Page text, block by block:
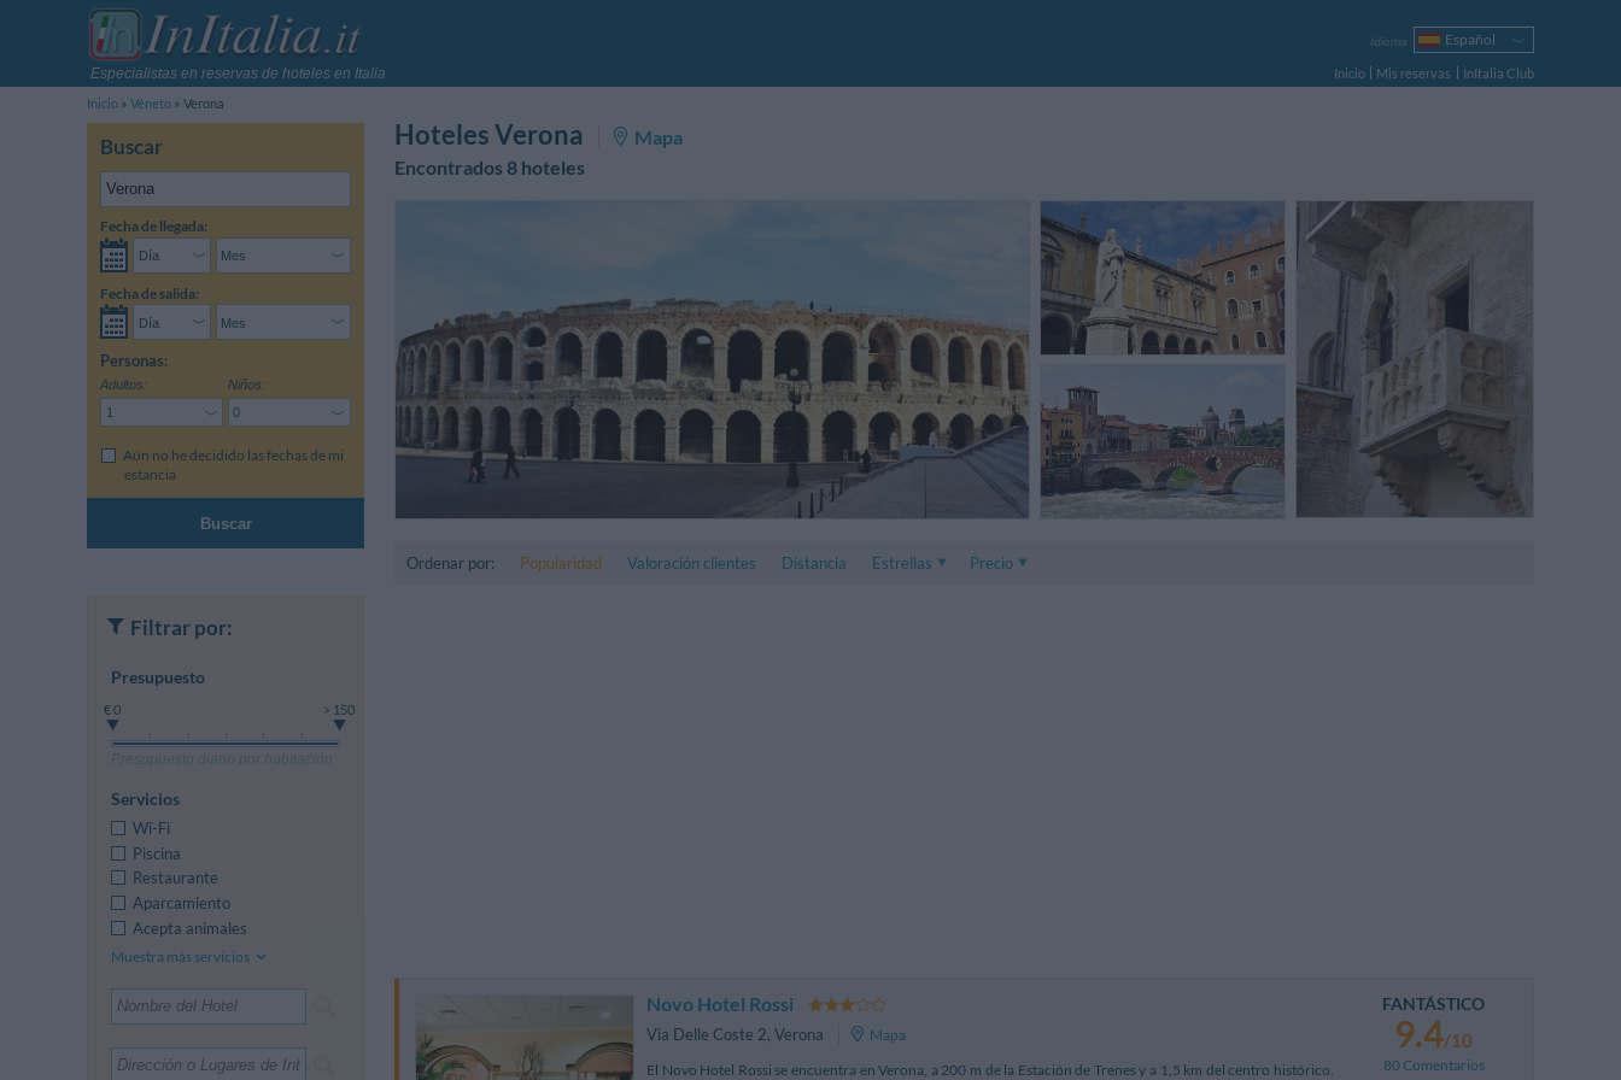
Especialistas en reservas de hoteles en Italia
Idioma
Español
Italiano
English
Inicio Mis reservas
InItalia Club
Inicio
Véneto Verona
Buscar
Fecha de llegada:
Fecha de salida:
Personas:
Adultos: Niños:
Aún no he decidido las fechas de mi
estancia
Buscar
Hoteles Verona
Mapa
Encontrados 8 hoteles
Ordenar por: Popularidad Valoración clientes Distancia
Estrellas
Precio
Novo Hotel Rossi
Via Delle Coste 2, Verona
Mapa
El Novo Hotel Rossi se encuentra en Verona, a 200 m de la Estación de Trenes y a 1,5 km del centro histórico.
FANTÁSTICO
9.4/10
80 Comentarios
Filtrar por:
Presupuesto
€ 0 > 150
Presupuesto diario por habitación
Servicios
Wi-Fi
Piscina
Restaurante
Aparcamiento
Acepta animales
Muestra más servicios